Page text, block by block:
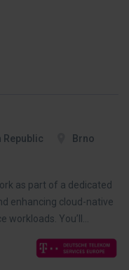
Republic
Brno
as part of a dedicated
enhancing cloud-native
You’ll…